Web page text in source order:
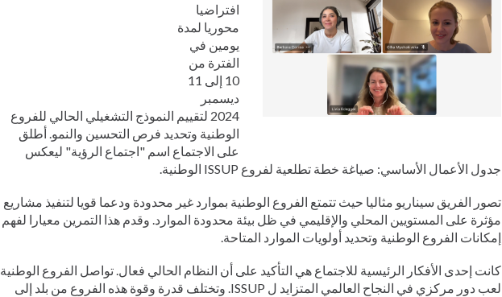
افتراضيا
محوريا لمدة
يومين في
الفترة من
10 إلى 11
ديسمبر
2024 لتقييم النموذج التشغيلي الحالي للفروع
الوطنية وتحديد فرص التحسين والنمو. أطلق
على الاجتماع اسم "اجتماع الرؤية" ليعكس
جدول الأعمال الأساسي: صياغة خطة تطلعية لفروع ISSUP الوطنية.
تصور الفريق سيناريو مثاليا حيث تتمتع الفروع الوطنية بموارد غير محدودة ودعما قويا لتنفيذ مشاريع
مؤثرة على المستويين المحلي والإقليمي في ظل بيئة محدودة الموارد. وقدم هذا التمرين معيارا لفهم
إمكانات الفروع الوطنية وتحديد أولويات الموارد المتاحة.
كانت إحدى الأفكار الرئيسية للاجتماع هي التأكيد على أن النظام الحالي فعال. تواصل الفروع الوطنية
لعب دور مركزي في النجاح العالمي المتزايد ل ISSUP. وتختلف قدرة وقوة هذه الفروع من بلد إلى